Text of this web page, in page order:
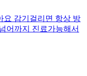
요 감기걸리면 항상 방
어까지 진료가능해서